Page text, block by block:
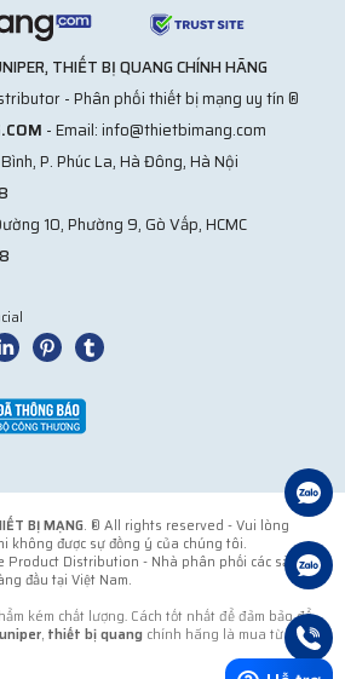
THIẾT BỊ QUANG CHÍNH HÃNG
- Phân phối thiết bị mạng uy tín ®
- Email: info@thietbimang.com
P. Phúc La, Hà Đông, Hà Nội
10, Phường 9, Gò Vấp, HCMC
BỊ MẠNG. ® All rights reserved - Vui lòng
không được sự đồng ý của chúng tôi.
Product Distribution - Nhà phân phối các sản
đầu tại Việt Nam.
kém chất lượng. Cách tốt nhất để đảm bảo để
, thiết bị quang chính hãng là mua từ đơn vị